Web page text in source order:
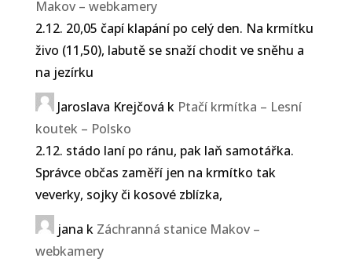
Makov – webkamery
2.12. 20,05 čapí klapání po celý den. Na krmítku
živo (11,50), labutě se snaží chodit ve sněhu a
na jezírku
Jaroslava Krejčová k Ptačí krmítka – Lesní
koutek – Polsko
2.12. stádo laní po ránu, pak laň samotářka.
Správce občas zaměří jen na krmítko tak
veverky, sojky či kosové zblízka,
jana k Záchranná stanice Makov –
webkamery